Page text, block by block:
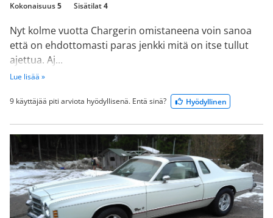
Kokonaisuus5 Sisätilat4
Nyt kolme vuotta Chargerin omistaneena voin sanoa
että on ehdottomasti paras jenkki mitä on itse tullut
ajettua. Aj...
Lue lisää »
9 käyttäjää piti arviota hyödyllisenä. Entä sinä? Hyödyllinen